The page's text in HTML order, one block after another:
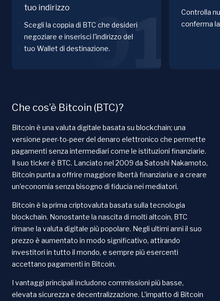
tuo indirizzo
Scegli la coppia di BTC che desideri
negoziare e inserisci l'indirizzo del
tuo Wallet di destinazione.01
Controlla
conferma
Che cos’è Bitcoin (BTC)?
Bitcoin è una valuta digitale basata su blockchain; una
versione peer-to-peer del denaro elettronico che permette
pagamenti senza intermediari come le istituzioni finanziarie.
Il suo ticker è BTC. Lanciato nel 2009 da Satoshi Nakamoto,
Bitcoin punta a offrire maggiore libertà finanziaria e a creare
un’economia senza bisogno di fiducia nei mediatori.
Bitcoin è la prima criptovaluta basata sulla tecnologia
blockchain. Nonostante la nascita di molti altcoin, BTC
rimane la valuta digitale più popolare. Negli ultimi anni il suo
prezzo è aumentato in modo significativo, attirando
investitori in tutto il mondo, e sempre più esercenti
accettano pagamenti in Bitcoin.
I vantaggi principali includono commissioni più basse,
elevata sicurezza e decentralizzazione. L’impatto di Bitcoin